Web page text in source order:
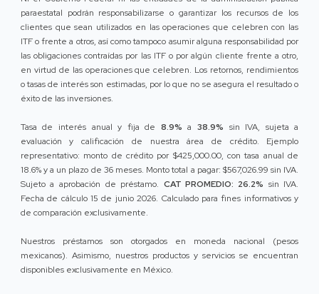
paraestatal podrán responsabilizarse o garantizar los recursos de los
clientes que sean utilizados en las operaciones que celebren con las
ITF o frente a otros, así como tampoco asumir alguna responsabilidad por
las obligaciones contraídas por las ITF o por algún cliente frente a otro,
en virtud de las operaciones que celebren. Los retornos, rendimientos
o tasas de interés son estimadas, por lo que no se asegura el resultado o
éxito de las inversiones.
Tasa de interés anual y fija de 8.9% a 38.9% sin IVA, sujeta a
evaluación y calificación de nuestra área de crédito. Ejemplo
representativo: monto de crédito por $425,000.00, con tasa anual de
18.6% y a un plazo de 36 meses. Monto total a pagar: $567,026.99 sin IVA.
Sujeto a aprobación de préstamo. CAT PROMEDIO: 26.2% sin IVA.
Fecha de cálculo 15 de junio 2026. Calculado para fines informativos y
de comparación exclusivamente.
Nuestros préstamos son otorgados en moneda nacional (pesos
mexicanos). Asimismo, nuestros productos y servicios se encuentran
disponibles exclusivamente en México.